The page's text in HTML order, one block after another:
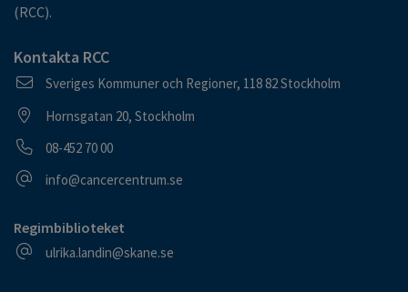
(RCC).
Kontakta RCC
Postadress
Sveriges Kommuner och Regioner, 118 82 Stockholm
Besöksadress
Hornsgatan 20, Stockholm
Telefonnummer
08-452 70 00
E-postadress
info@cancercentrum.se
Regimbiblioteket
E-postadress
ulrika.landin@skane.se